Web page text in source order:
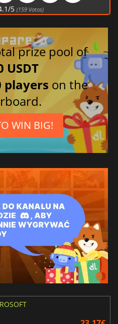
/5 (159Votos)
prize pool of
USDT
players on the
WIN BIG!